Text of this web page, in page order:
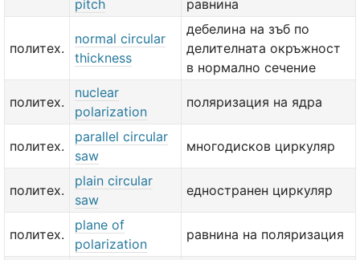
pitch
равнина
политех.
normal circular
thickness
дебелина на зъб по
делителната окръжност
в нормално сечение
политех.
nuclear
polarization
поляризация на ядра
политех.
parallel circular
saw
многодисков циркуляр
политех.
plain circular
saw
едностранен циркуляр
политех.
plane of
polarization
равнина на поляризация